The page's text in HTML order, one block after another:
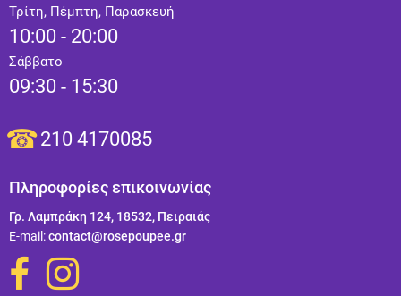
Τρίτη, Πέμπτη, Παρασκευή
10:00 - 20:00
Σάββατο
09:30 - 15:30
210 4170085
Πληροφορίες επικοινωνίας
Γρ. Λαμπράκη 124, 18532, Πειραιάς
Ε-mail:contact@rosepoupee.gr